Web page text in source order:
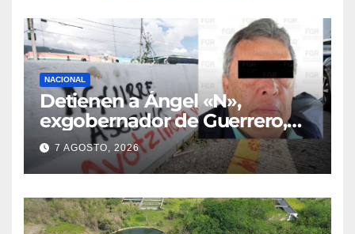
NACIONAL
Detienen a Ángel «N»,
exgobernador de Guerrero,
por el caso Ayotzinapa
7 AGOSTO, 2026